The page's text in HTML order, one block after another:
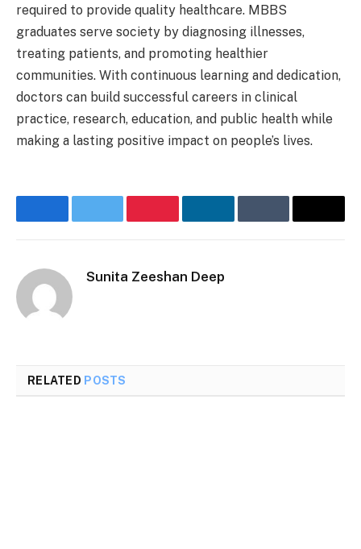
required to provide quality healthcare. MBBS
graduates serve society by diagnosing illnesses,
treating patients, and promoting healthier
communities. With continuous learning and dedication,
doctors can build successful careers in clinical
practice, research, education, and public health while
making a lasting positive impact on people’s lives.
FacebookTwitter PinterestLinkedInTumblr Email
Sunita Zeeshan Deep
RELATED POSTS